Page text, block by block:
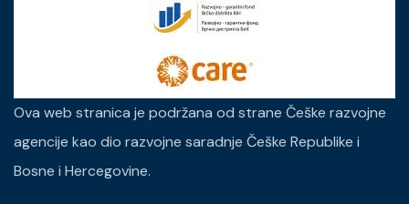
Ova web stranica je podržana od strane Češke razvojne
agencije kao dio razvojne saradnje Češke Republike i
Bosne i Hercegovine.